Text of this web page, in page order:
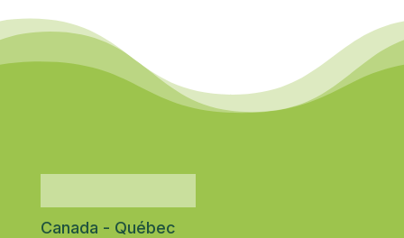
Canada - Québec